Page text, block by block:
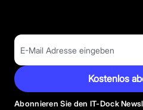
Kostenlos
Abonnieren Sie den IT-Dock